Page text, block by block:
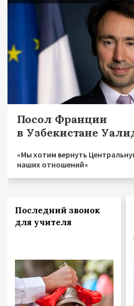
Посол Франции
в Узбекистане
«Мы хотим вернуть
наших отношений»
Последний звонок
для учителя